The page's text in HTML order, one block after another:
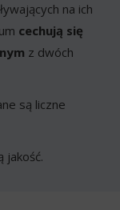
na ich
cechują się
z dwóch
są liczne
jakość.